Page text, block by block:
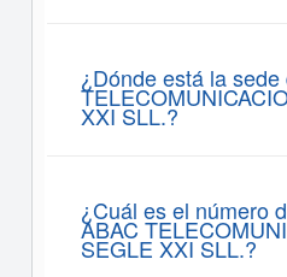
¿Dónde está la sede
XXI SLL.?
¿Cuál es el número
ABAC
SEGLE XXI SLL.?